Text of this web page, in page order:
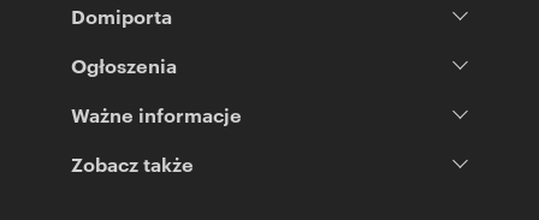
Domiporta
Ogłoszenia
Ważne informacje
Zobacz także